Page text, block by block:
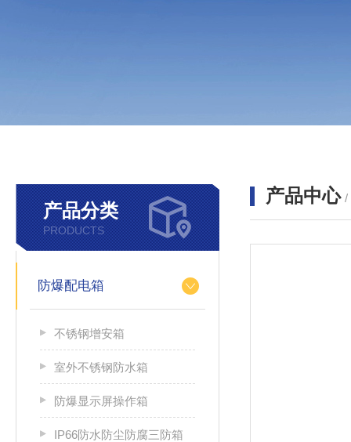
产品分类
PRODUCTS
防爆配电箱
不锈钢增安箱
室外不锈钢防水箱
防爆显示屏操作箱
IP66防水防尘防腐三防箱
产品中心 /